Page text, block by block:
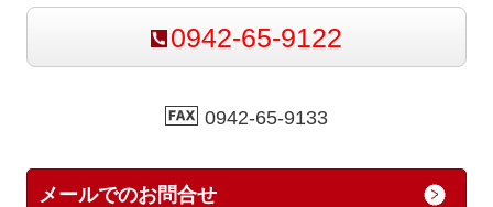
0942-65-9122
0942-65-9133
メールでのお問合せ